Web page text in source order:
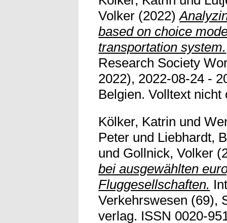
Volker (2022)
based on choice
transportation system.
Research Society
2022), 2022-08-24 -
Belgien. Volltext nicht
Kölker, Katrin und
Peter und Liebhardt,
und Gollnick, Volker
bei ausgewählten
Fluggesellschaften.
Verkehrswesen (69),
verlag. ISSN 0020-